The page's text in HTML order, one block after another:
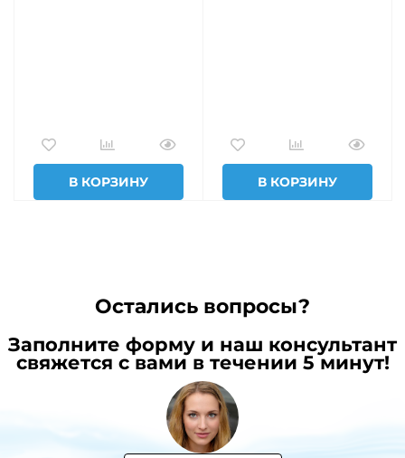
В КОРЗИНУ В КОРЗИНУ
Остались вопросы?
Заполните форму и наш консультант
свяжется с вами в течении 5 минут!